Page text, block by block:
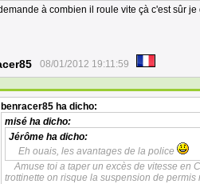
à combien il roule vite çà c'est sûr
08/01/2012 19:11:59
benracer85 ha dicho:
misé ha dicho:
Jérôme ha dicho:
Eh ouais, les avantages de la police
Amuse toi a taper un excès de vitesse en
trottinette on risque la suspension de permis